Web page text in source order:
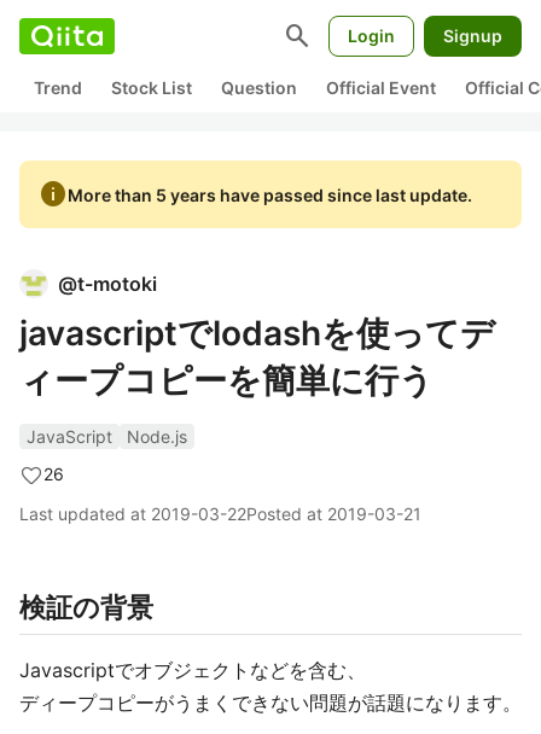
search Login Signup
Trend Stock List Question Official Event Official
infoMore than 5 years have passed since last update.
@t-motoki
javascriptでlodashを使ってデ
ィープコピーを簡単に行う
JavaScript
Node.js
26
Last updated at 2019-03-22Posted at 2019-03-21
検証の背景
Javascriptでオブジェクトなどを含む、
ディープコピーがうまくできない問題が話題になります。